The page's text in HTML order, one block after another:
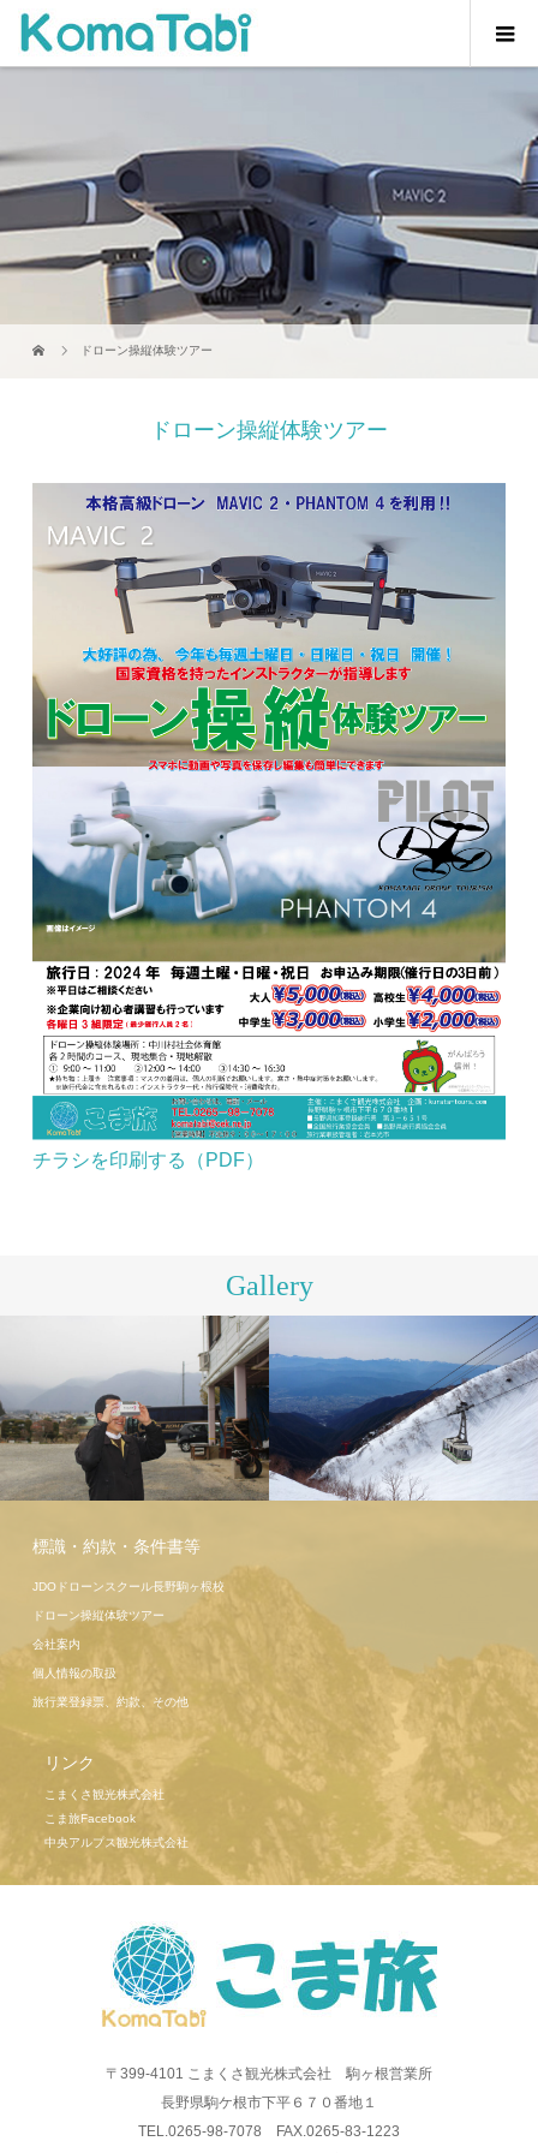
ドローン操縦体験ツアー
ドローン操縦体験ツアー
チラシを印刷する（PDF）
Gallery
ー高遠桜
駒ヶ岳ロー
標識・約款・条件書等
JDOドローンスクール長野駒ヶ根校
ドローン操縦体験ツアー
会社案内
個人情報の取扱
旅行業登録票、約款、その他
リンク
こまくさ観光株式会社
こま旅Facebook
中央アルプス観光株式会社
〒399-4101 こまくさ観光株式会社 駒ヶ根営業所
長野県駒ケ根市下平６７０番地１
TEL.0265-98-7078 FAX.0265-83-1223